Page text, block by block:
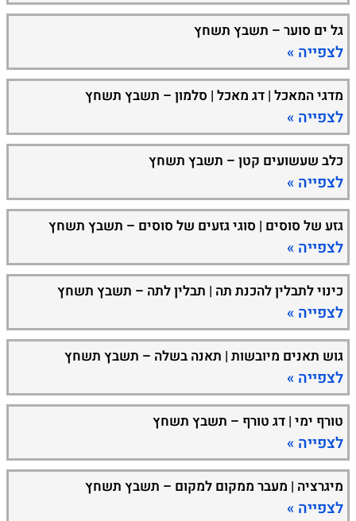
גל ים סוער – תשבץ תשחץ
לצפייה »
מדגי המאכל | דג מאכל | סלמון – תשבץ תשחץ
לצפייה »
כלב שעשועים קטן – תשבץ תשחץ
לצפייה »
גזע של סוסים | סוגי גזעים של סוסים – תשבץ תשחץ
לצפייה »
כינוי לתבלין להכנת תה | תבלין לתה – תשבץ תשחץ
לצפייה »
גוש תאנים מיובשות | תאנה בשלה – תשבץ תשחץ
לצפייה »
טורף ימי | דג טורף – תשבץ תשחץ
לצפייה »
מיגרציה | מעבר ממקום למקום – תשבץ תשחץ
לצפייה »